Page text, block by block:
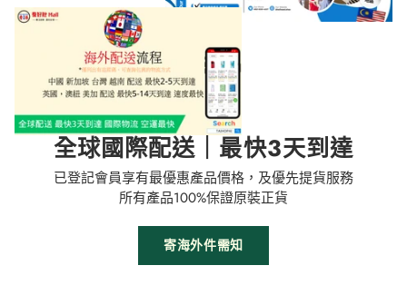
全球國際配送｜最快3天到達
已登記會員享有最優惠產品價格，及優先提貨服務
所有產品100%保證原裝正貨
寄海外件需知